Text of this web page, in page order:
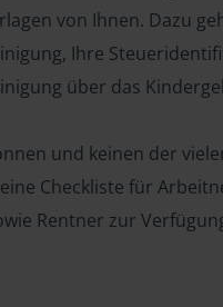
von Ihnen. Dazu
Ihre
über das
und keinen der
Checkliste für
Rentner zur